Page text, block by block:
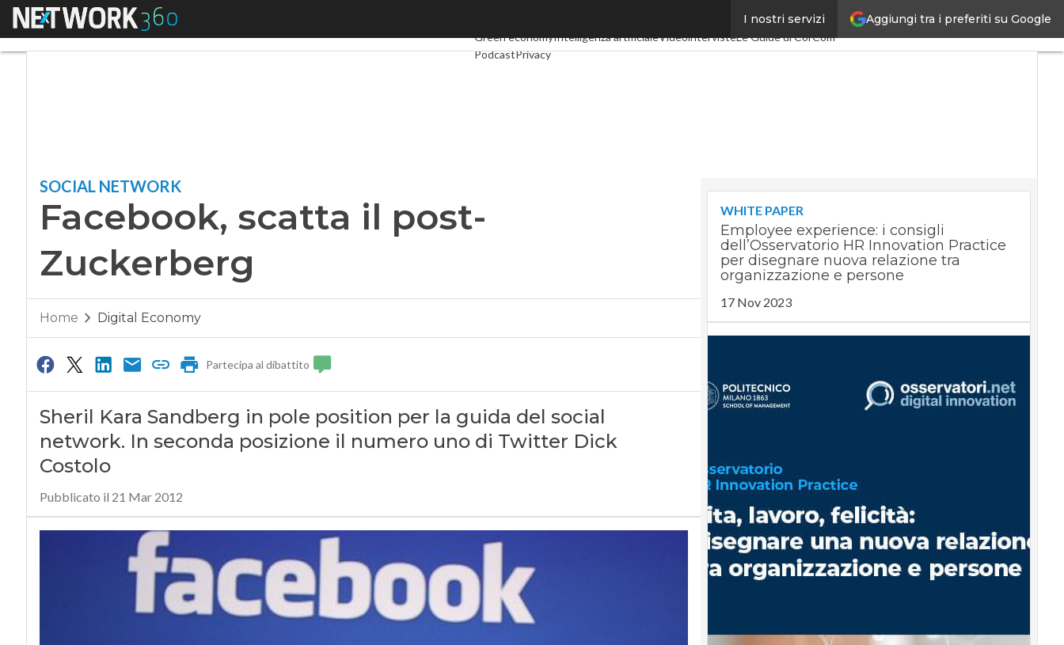
Aggiungi tra i preferiti su Google
I nostri servizi
Menu SpacEconomyPA Digitale
Green economyIntelligenza artificialeVideointervisteLe Guide di CorCom
PodcastPrivacy
SOCIAL NETWORK
Facebook, scatta il post-
Zuckerberg
Home Digital Economy
Partecipa al dibattito
Sheril Kara Sandberg in pole position per la guida del social
network. In seconda posizione il numero uno di Twitter Dick
Costolo
Pubblicato il 21 Mar 2012
WHITE PAPER
Employee experience: i consigli
dell’Osservatorio HR Innovation Practice
per disegnare nuova relazione tra
organizzazione e persone
17 Nov 2023